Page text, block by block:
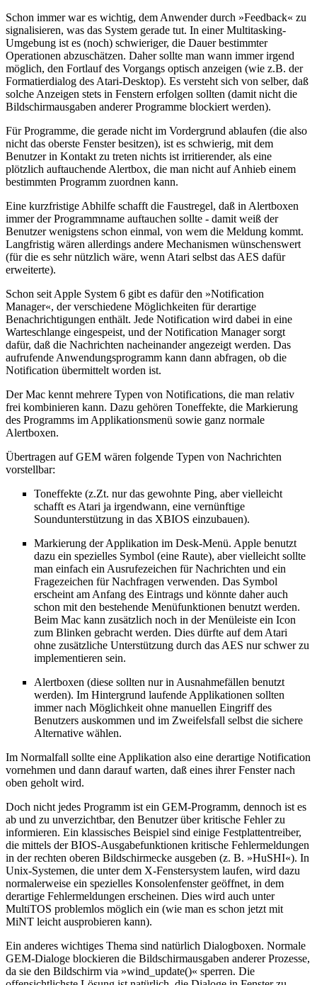
Schon immer war es wichtig, dem Anwender durch »Feedback« zu
signalisieren, was das System gerade tut. In einer Multitasking-
Umgebung ist es (noch) schwieriger, die Dauer bestimmter
Operationen abzuschätzen. Daher sollte man wann immer irgend
möglich, den Fortlauf des Vorgangs optisch anzeigen (wie z.B. der
Formatierdialog des Atari-Desktop). Es versteht sich von selber, daß
solche Anzeigen stets in Fenstern erfolgen sollten (damit nicht die
Bildschirmausgaben anderer Programme blockiert werden).
Für Programme, die gerade nicht im Vordergrund ablaufen (die also
nicht das oberste Fenster besitzen), ist es schwierig, mit dem
Benutzer in Kontakt zu treten nichts ist irritierender, als eine
plötzlich auftauchende Alertbox, die man nicht auf Anhieb einem
bestimmten Programm zuordnen kann.
Eine kurzfristige Abhilfe schafft die Faustregel, daß in Alertboxen
immer der Programmname auftauchen sollte - damit weiß der
Benutzer wenigstens schon einmal, von wem die Meldung kommt.
Langfristig wären allerdings andere Mechanismen wünschenswert
(für die es sehr nützlich wäre, wenn Atari selbst das AES dafür
erweiterte).
Schon seit Apple System 6 gibt es dafür den »Notification
Manager«, der verschiedene Möglichkeiten für derartige
Benachrichtigungen enthält. Jede Notification wird dabei in eine
Warteschlange eingespeist, und der Notification Manager sorgt
dafür, daß die Nachrichten nacheinander angezeigt werden. Das
aufrufende Anwendungsprogramm kann dann abfragen, ob die
Notification übermittelt worden ist.
Der Mac kennt mehrere Typen von Notifications, die man relativ
frei kombinieren kann. Dazu gehören Toneffekte, die Markierung
des Programms im Applikationsmenü sowie ganz normale
Alertboxen.
Übertragen auf GEM wären folgende Typen von Nachrichten
vorstellbar:
Toneffekte (z.Zt. nur das gewohnte Ping, aber vielleicht
schafft es Atari ja irgendwann, eine vernünftige
Soundunterstützung in das XBIOS einzubauen).
Markierung der Applikation im Desk-Menü. Apple benutzt
dazu ein spezielles Symbol (eine Raute), aber vielleicht sollte
man einfach ein Ausrufezeichen für Nachrichten und ein
Fragezeichen für Nachfragen verwenden. Das Symbol
erscheint am Anfang des Eintrags und könnte daher auch
schon mit den bestehende Menüfunktionen benutzt werden.
Beim Mac kann zusätzlich noch in der Menüleiste ein Icon
zum Blinken gebracht werden. Dies dürfte auf dem Atari
ohne zusätzliche Unterstützung durch das AES nur schwer zu
implementieren sein.
Alertboxen (diese sollten nur in Ausnahmefällen benutzt
werden). Im Hintergrund laufende Applikationen sollten
immer nach Möglichkeit ohne manuellen Eingriff des
Benutzers auskommen und im Zweifelsfall selbst die sichere
Alternative wählen.
Im Normalfall sollte eine Applikation also eine derartige Notification
vornehmen und dann darauf warten, daß eines ihrer Fenster nach
oben geholt wird.
Doch nicht jedes Programm ist ein GEM-Programm, dennoch ist es
ab und zu unverzichtbar, den Benutzer über kritische Fehler zu
informieren. Ein klassisches Beispiel sind einige Festplattentreiber,
die mittels der BIOS-Ausgabefunktionen kritische Fehlermeldungen
in der rechten oberen Bildschirmecke ausgeben (z. B. »HuSHI«). In
Unix-Systemen, die unter dem X-Fenstersystem laufen, wird dazu
normalerweise ein spezielles Konsolenfenster geöffnet, in dem
derartige Fehlermeldungen erscheinen. Dies wird auch unter
MultiTOS problemlos möglich ein (wie man es schon jetzt mit
MiNT leicht ausprobieren kann).
Ein anderes wichtiges Thema sind natürlich Dialogboxen. Normale
GEM-Dialoge blockieren die Bildschirmausgaben anderer Prozesse,
da sie den Bildschirm via »wind_update()« sperren. Die